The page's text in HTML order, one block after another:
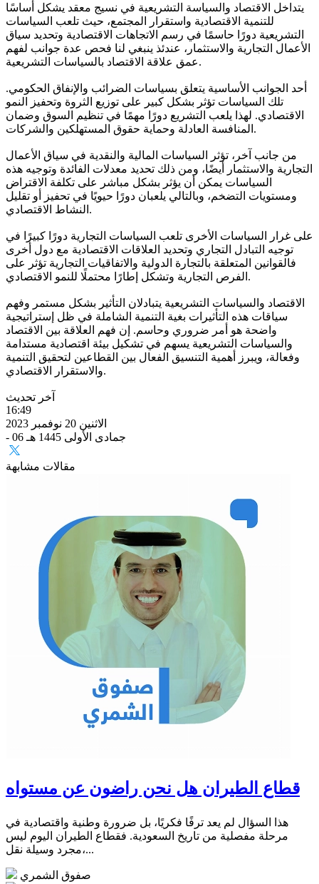
يتداخل الاقتصاد والسياسة التشريعية في نسيج معقد يشكل أساسًا
للتنمية الاقتصادية واستقرار المجتمع، حيث تلعب السياسات
التشريعية دورًا حاسمًا في رسم الاتجاهات الاقتصادية وتحديد سياق
الأعمال التجارية والاستثمار، عندئذ ينبغي لنا فحص عدة جوانب لفهم
عمق علاقة الاقتصاد بالسياسات التشريعية.
أحد الجوانب الأساسية يتعلق بسياسات الضرائب والإنفاق الحكومي.
تلك السياسات تؤثر بشكل كبير على توزيع الثروة وتحفيز النمو
الاقتصادي. لهذا يلعب التشريع دورًا مهمًا في تنظيم السوق وضمان
المنافسة العادلة وحماية حقوق المستهلكين والشركات.
من جانب آخر، تؤثر السياسات المالية والنقدية في سياق الأعمال
التجارية والاستثمار أيضًا، ومن ذلك تحديد معدلات الفائدة وتوجيه هذه
السياسات يمكن أن يؤثر بشكل مباشر على تكلفة الاقتراض
ومستويات التضخم، وبالتالي يلعبان دورًا حيويًا في تحفيز أو تقليل
النشاط الاقتصادي.
على غرار السياسات الأخرى تلعب السياسات التجارية دورًا كبيرًا في
توجيه التبادل التجاري وتحديد العلاقات الاقتصادية مع دول أخرى
فالقوانين المتعلقة بالتجارة الدولية والاتفاقيات التجارية تؤثر على
الفرص التجارية وتشكل إطارًا محتملًا للنمو الاقتصادي.
الاقتصاد والسياسات التشريعية يتبادلان التأثير بشكل مستمر وفهم
سياقات هذه التأثيرات بغية التنمية الشاملة في ظل إستراتيجية
واضحة هو أمر ضروري وحاسم. إن فهم العلاقة بين الاقتصاد
والسياسات التشريعية يسهم في تشكيل بيئة اقتصادية مستدامة
وفعالة، ويبرز أهمية التنسيق الفعال بين القطاعين لتحقيق التنمية
والاستقرار الاقتصادي.
آخر تحديث
16:49
الاثنين 20 نوفمبر 2023
- 06 جمادى الأولى 1445 هـ
مقالات مشابهة
قطاع الطيران هل نحن راضون عن مستواه
هذا السؤال لم يعد ترفًا فكريًا، بل ضرورة وطنية واقتصادية في
مرحلة مفصلية من تاريخ السعودية. فقطاع الطيران اليوم ليس
مجرد وسيلة نقل،...
صفوق الشمري